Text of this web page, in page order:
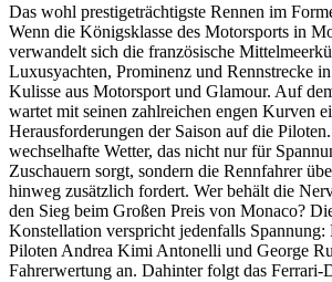
Das wohl prestigeträchtigste Rennen im
Wenn die Königsklasse des Motorsports in
verwandelt sich die französische
Luxusyachten, Prominenz und Rennstrecke
Kulisse aus Motorsport und Glamour. Auf
wartet mit seinen zahlreichen engen Kurven
Herausforderungen der Saison auf die
wechselhafte Wetter, das nicht nur für
Zuschauern sorgt, sondern die Rennfahrer
hinweg zusätzlich fordert. Wer behält die
den Sieg beim Großen Preis von Monaco?
Konstellation verspricht jedenfalls Spannung:
Piloten Andrea Kimi Antonelli und George
Fahrerwertung an. Dahinter folgt das